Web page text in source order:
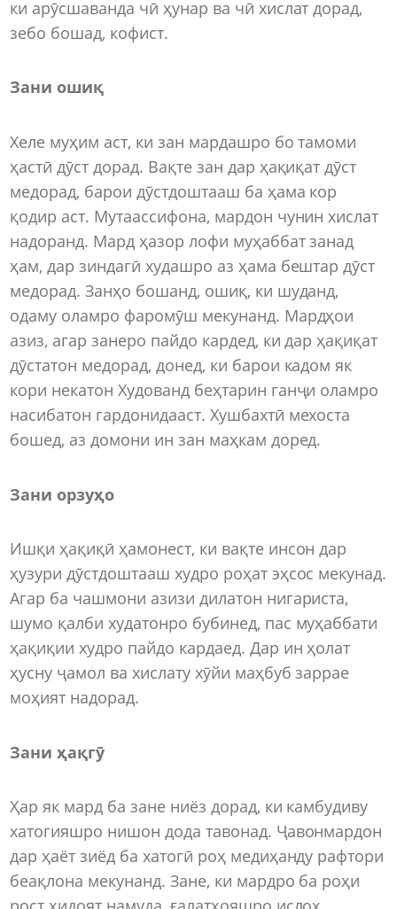
ки арӯсшаванда чӣ ҳунар ва чӣ хислат дорад,
зебо бошад, кофист.
Зани ошиқ
Хеле муҳим аст, ки зан мардашро бо тамоми
ҳастӣ дӯст дорад. Вақте зан дар ҳақиқат дӯст
медорад, барои дӯстдоштааш ба ҳама кор
қодир аст. Мутаассифона, мардон чунин хислат
надоранд. Мард ҳазор лофи муҳаббат занад
ҳам, дар зиндагӣ худашро аз ҳама бештар дӯст
медорад. Занҳо бошанд, ошиқ, ки шуданд,
одаму оламро фаромӯш мекунанд. Мардҳои
азиз, агар занеро пайдо кардед, ки дар ҳақиқат
дӯстатон медорад, донед, ки барои кадом як
кори некатон Худованд беҳтарин ганҷи оламро
насибатон гардонидааст. Хушбахтӣ мехоста
бошед, аз домони ин зан маҳкам доред.
Зани орзуҳо
Ишқи ҳақиқӣ ҳамонест, ки вақте инсон дар
ҳузури дӯстдоштааш худро роҳат эҳсос мекунад.
Агар ба чашмони азизи дилатон нигариста,
шумо қалби худатонро бубинед, пас муҳаббати
ҳақиқии худро пайдо кардаед. Дар ин ҳолат
ҳусну ҷамол ва хислату хӯйи маҳбуб заррае
моҳият надорад.
Зани ҳақгӯ
Ҳар як мард ба зане ниёз дорад, ки камбудиву
хатогияшро нишон дода тавонад. Ҷавонмардон
дар ҳаёт зиёд ба хатогӣ роҳ медиҳанду рафтори
беақлона мекунанд. Зане, ки мардро ба роҳи